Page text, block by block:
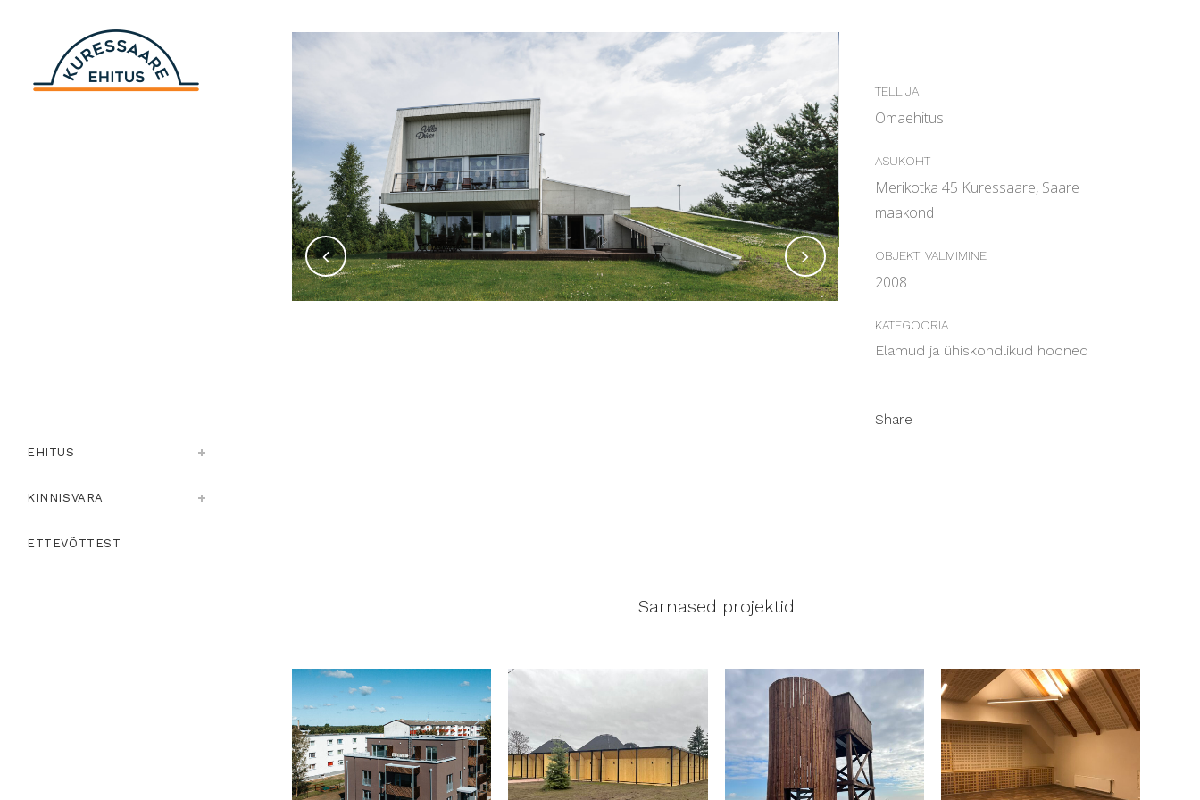
EHITUS
KINNISVARA
ETTEVÕTTEST
TELLIJA
Omaehitus
ASUKOHT
Merikotka 45 Kuressaare, Saare
maakond
OBJEKTI VALMIMINE
2008
KATEGOORIA
Elamud ja ühiskondlikud hooned
Share
Sarnased projektid
Vaata Vaata Vaata Vaata